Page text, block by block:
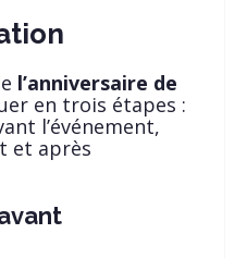
l’anniversaire de
en trois étapes :
l’événement,
et après